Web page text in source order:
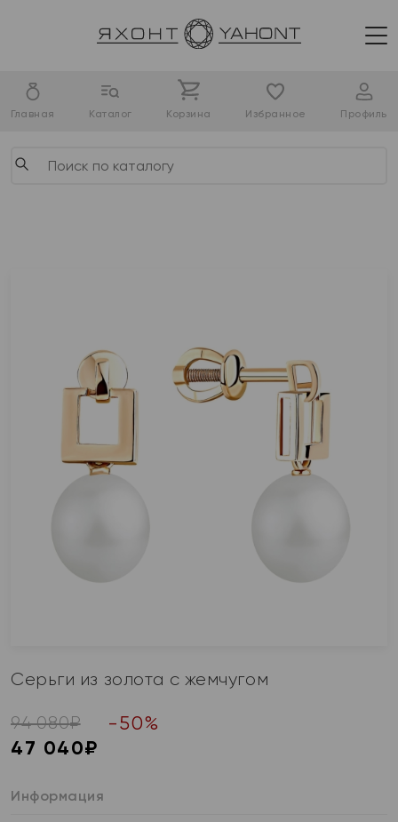
Главная Каталог Корзина Избранное Профиль
Серьги из золота с жемчугом
94 080₽ -50%
47 040₽
Информация